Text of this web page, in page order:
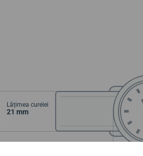
Lățimea curelei
21 mm